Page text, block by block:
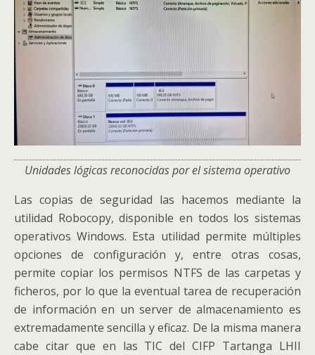
Unidades lógicas reconocidas por el sistema operativo
Las copias de seguridad las hacemos mediante la
utilidad Robocopy, disponible en todos los sistemas
operativos Windows. Esta utilidad permite múltiples
opciones de configuración y, entre otras cosas,
permite copiar los permisos NTFS de las carpetas y
ficheros, por lo que la eventual tarea de recuperación
de información en un server de almacenamiento es
extremadamente sencilla y eficaz. De la misma manera
cabe citar que en las TIC del CIFP Tartanga LHII